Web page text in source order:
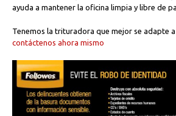
ayuda a mantener la oficina limpia y libre de
Tenemos la trituradora que mejor se adapte
contáctenos ahora mismo